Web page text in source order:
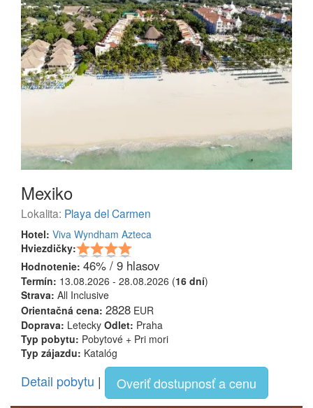
Mexiko
Lokalita: Playa del Carmen
Hotel: Viva Wyndham Azteca
Hviezdičky:
Hodnotenie: 46% / 9 hlasov
Termín: 13.08.2026 - 28.08.2026 (16 dní)
Strava: All Inclusive
Orientačná cena: 2828 EUR
Doprava: Letecky Odlet: Praha
Typ pobytu: Pobytové + Pri mori
Typ zájazdu: Katalóg
Detail pobytu | Overiť dostupnosť a cenu